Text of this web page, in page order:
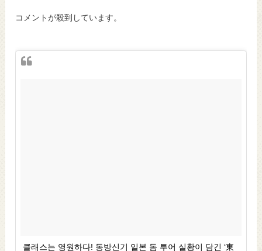
コメントが殺到しています。
클래스는 영원하다! 동방신기 일본 돔 투어 실황이 담긴 ‘東